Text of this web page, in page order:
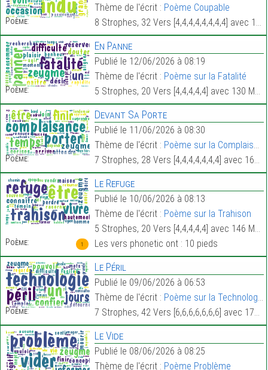
Poème:
Thème de l'écrit : Poème Coupable
8 Strophes, 32 Vers [4,4,4,4,4,4,4,4] avec 187 Mots.
Poème:
En Panne
Publié le 12/06/2026 à 08:19
Thème de l'écrit : Poème sur la Fatalité
5 Strophes, 20 Vers [4,4,4,4,4] avec 130 Mots.
Poème:
Devant Sa Porte
Publié le 11/06/2026 à 08:30
Thème de l'écrit : Poème sur la Complaisance
7 Strophes, 28 Vers [4,4,4,4,4,4,4] avec 169 Mots.
1
Poème:
Le Refuge
Publié le 10/06/2026 à 08:13
Thème de l'écrit : Poème sur la Trahison
5 Strophes, 20 Vers [4,4,4,4,4] avec 146 Mots.
Les vers phonetic ont : 10 pieds
Poème:
Le Péril
Publié le 09/06/2026 à 06:53
Thème de l'écrit : Poème sur la Technologie
7 Strophes, 42 Vers [6,6,6,6,6,6,6] avec 172 Mots.
Le Vide
Publié le 08/06/2026 à 08:25
Thème de l'écrit : Poème Problème